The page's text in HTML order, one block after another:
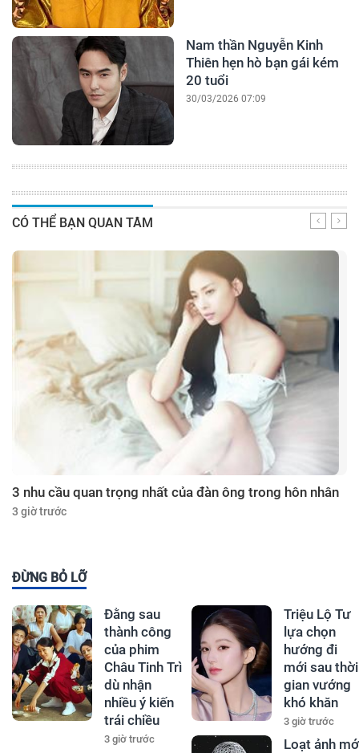
Nam thần Nguyễn Kinh
Thiên hẹn hò bạn gái kém
20 tuổi
30/03/2026 07:09
CÓ THỂ BẠN QUAN TÂM
3 nhu cầu quan trọng nhất của đàn ông trong hôn nhân
3 giờ trước
ĐỪNG BỎ LỠ
Đằng sau
thành công
của phim
Châu Tinh Trì
dù nhận
nhiều ý kiến
trái chiều
3 giờ trước
Triệu Lộ Tư
lựa chọn
hướng đi
mới sau thời
gian vướng
khó khăn
3 giờ trước
Loạt ảnh